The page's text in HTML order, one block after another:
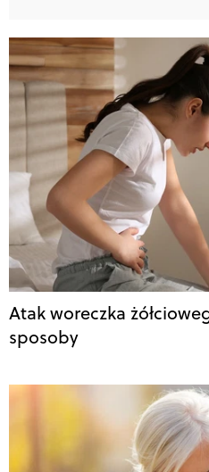
Atak woreczka
sposoby